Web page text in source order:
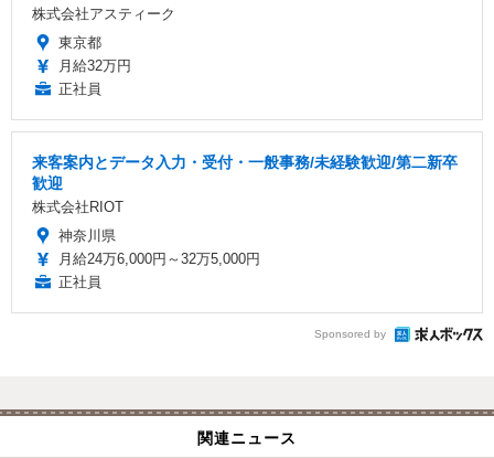
株式会社アスティーク
東京都
月給32万円
正社員
来客案内とデータ入力・受付・一般事務/未経験歓迎/第二新卒
歓迎
株式会社RIOT
神奈川県
月給24万6,000円～32万5,000円
正社員
Sponsored by
関連ニュース